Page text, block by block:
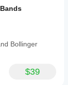
Bollinger
$39